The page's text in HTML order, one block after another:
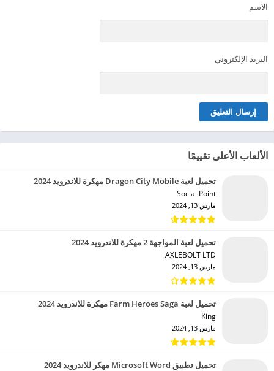
الاسم
البريد الإلكتروني
الألعاب الأعلى تقييمًا
تحميل لعبة Dragon City Mobile مهكرة للاندرويد 2024
Social Point‏
مارس 13, 2024
تحميل لعبة المواجهة 2 مهكرة للاندرويد 2024
AXLEBOLT LTD‏
مارس 13, 2024
تحميل لعبة Farm Heroes Saga مهكرة للاندرويد 2024
King‏
مارس 13, 2024
تحميل تطبيق Microsoft Word مهكر للاندرويد 2024